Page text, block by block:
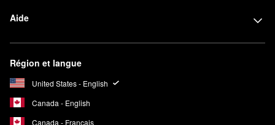
Aide
Région et langue
United States - English
Canada - English
Canada - Français